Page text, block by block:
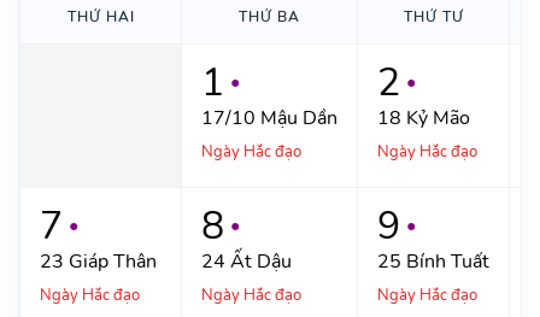
THỨHAI THỨ BA THỨTƯ
1 ●
17/10 Mậu Dần
Ngày Hắc đạo
2 ●
18 Kỷ Mão
Ngày Hắc đạo
7 ●
23 Giáp Thân
Ngày Hắc đạo
8 ●
24 Ất Dậu
Ngày Hắc đạo
9 ●
25 Bính Tuất
Ngày Hắc đạo